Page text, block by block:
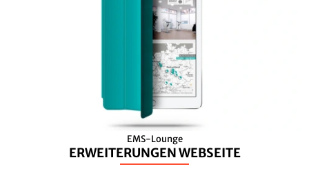
EMS-Lounge
ERWEITERUNGEN WEBSEITE